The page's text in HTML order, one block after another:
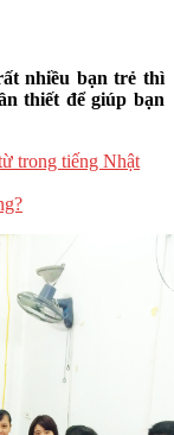
nhiều bạn trẻ thì
thiết để giúp bạn
trong tiếng Nhật